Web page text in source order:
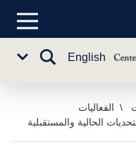
القائمة
English
تبديل
الفعاليات
الحالية والمستقبلية